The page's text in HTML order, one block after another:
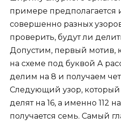
примере предполагается
совершенно разных
проверить, будут ли
Допустим, первый мотив,
на схеме под буквой А
делим на 8 и получаем
Следующий узор,
делят на 16, а именно 112
получается семь. Самый